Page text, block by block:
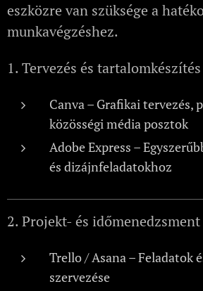
eszközre van szüksége a
munkavégzéshez.
1. Tervezés és tartalomkészítés
Canva – Grafikai tervezés,
közösségi média posztok
Adobe Express –
és dizájnfeladatokhoz
2. Projekt- és időmenedzsment
Trello / Asana – Feladatok
szervezése